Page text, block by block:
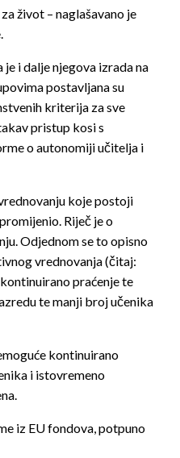
život – naglašavano je
je i dalje njegova izrada na
postavljana su
kriterija za sve
pristup kosi s
o autonomiji učitelja i
koje postoji
Riječ je o
Odjednom se to opisno
vrednovanja (čitaj:
praćenje te
te manji broj učenika
kontinuirano
i istovremeno
iz EU fondova, potpuno